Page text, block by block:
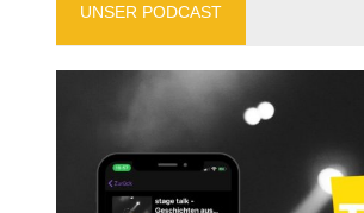
UNSER PODCAST